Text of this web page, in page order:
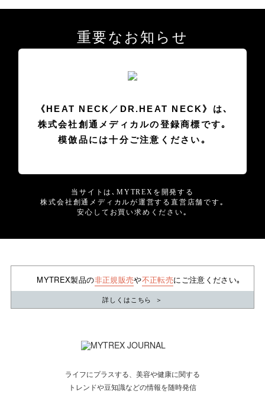
重要なお知らせ
《HEAT NECK／DR.HEAT NECK》は､
株式会社創通メディカルの登録商標です｡
模倣品には十分ご注意ください｡
当サイトは､MYTREXを開発する
株式会社創通メディカルが運営する直営店舗です｡
安心してお買い求めください｡
MYTREX製品の非正規販売や不正転売にご注意ください｡
詳しくはこちら ＞
ライフにプラスする、美容や健康に関する
トレンドや豆知識などの情報を随時発信